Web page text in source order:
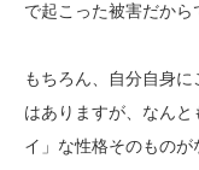
で起こった被害だから
もちろん、自分自身
はありますが、なん
イ」な性格そのものが